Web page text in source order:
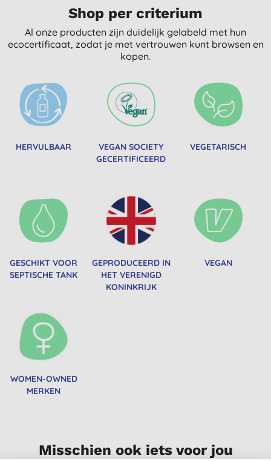
Shop per criterium
Al onze producten zijn duidelijk gelabeld met hun
ecocertificaat, zodat je met vertrouwen kunt browsen en
kopen.
HERVULBAAR
VEGAN SOCIETY
GECERTIFICEERD
VEGETARISCH
GESCHIKT VOOR
SEPTISCHE TANK
GEPRODUCEERD IN
HET VERENIGD
KONINKRIJK
VEGAN
WOMEN-OWNED
MERKEN
Misschien ook iets voor jou